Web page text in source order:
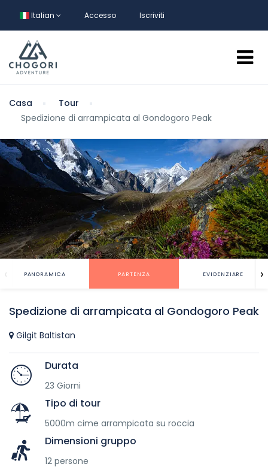
Italian Accesso Iscriviti
Casa
Tour
Spedizione di arrampicata al Gondogoro Peak
PANORAMICA PARTENZA EVIDENZIARE
‹ ›
Spedizione di arrampicata al Gondogoro Peak
Gilgit Baltistan
Durata
23 Giorni
Tipo di tour
5000m cime arrampicata su roccia
Dimensioni gruppo
12 persone